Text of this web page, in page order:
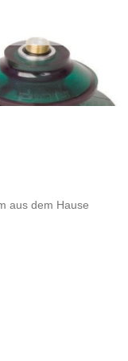
aus dem Hause